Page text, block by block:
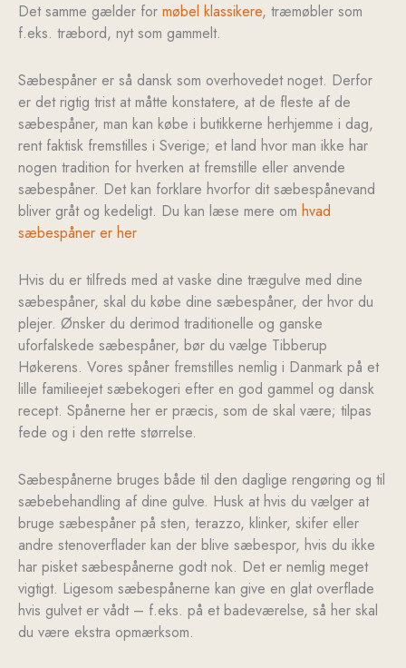
Det samme gælder for møbel klassikere, træmøbler som
f.eks. træbord, nyt som gammelt.
Sæbespåner er så dansk som overhovedet noget. Derfor
er det rigtig trist at måtte konstatere, at de fleste af de
sæbespåner, man kan købe i butikkerne herhjemme i dag,
rent faktisk fremstilles i Sverige; et land hvor man ikke har
nogen tradition for hverken at fremstille eller anvende
sæbespåner. Det kan forklare hvorfor dit sæbespånevand
bliver gråt og kedeligt. Du kan læse mere om hvad
sæbespåner er her
Hvis du er tilfreds med at vaske dine trægulve med dine
sæbespåner, skal du købe dine sæbespåner, der hvor du
plejer. Ønsker du derimod traditionelle og ganske
uforfalskede sæbespåner, bør du vælge Tibberup
Høkerens. Vores spåner fremstilles nemlig i Danmark på et
lille familieejet sæbekogeri efter en god gammel og dansk
recept. Spånerne her er præcis, som de skal være; tilpas
fede og i den rette størrelse.
Sæbespånerne bruges både til den daglige rengøring og til
sæbebehandling af dine gulve. Husk at hvis du vælger at
bruge sæbespåner på sten, terazzo, klinker, skifer eller
andre stenoverflader kan der blive sæbespor, hvis du ikke
har pisket sæbespånerne godt nok. Det er nemlig meget
vigtigt. Ligesom sæbespånerne kan give en glat overflade
hvis gulvet er vådt – f.eks. på et badeværelse, så her skal
du være ekstra opmærksom.